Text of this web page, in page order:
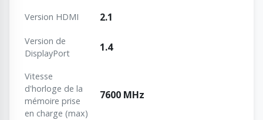
Version HDMI 2.1
Version de
DisplayPort
1.4
Vitesse
d'horloge de la
mémoire prise
en charge (max)
7600 MHz